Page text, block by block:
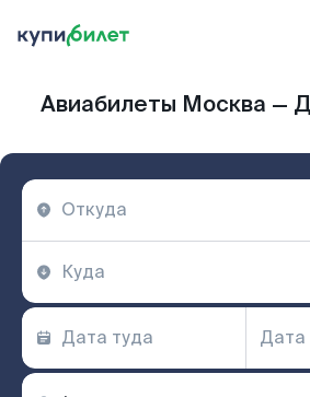
Авиабилеты Москва —